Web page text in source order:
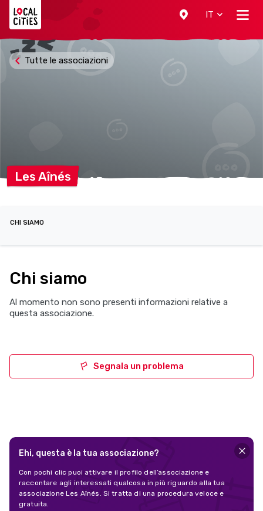
IT
Les Aînés
Tutte le associazioni
CHI SIAMO
Chi siamo
Al momento non sono presenti informazioni relative a
questa associazione.
Segnala un problema
Ehi, questa è la tua associazione?
Con pochi clic puoi attivare il profilo dell’associazione e
raccontare agli interessati qualcosa in più riguardo alla tua
associazione Les Aînés. Si tratta di una procedura veloce e
gratuita.